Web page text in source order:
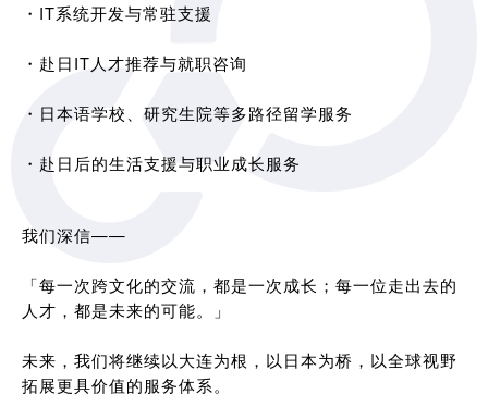
・IT系统开发与常驻支援
・赴日IT人才推荐与就职咨询
・日本语学校、研究生院等多路径留学服务
・赴日后的生活支援与职业成长服务
我们深信——
「每一次跨文化的交流，都是一次成长；每一位走出去的
人才，都是未来的可能。」
未来，我们将继续以大连为根，以日本为桥，以全球视野
拓展更具价值的服务体系。